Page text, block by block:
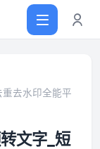
去水印全能平
文字_短